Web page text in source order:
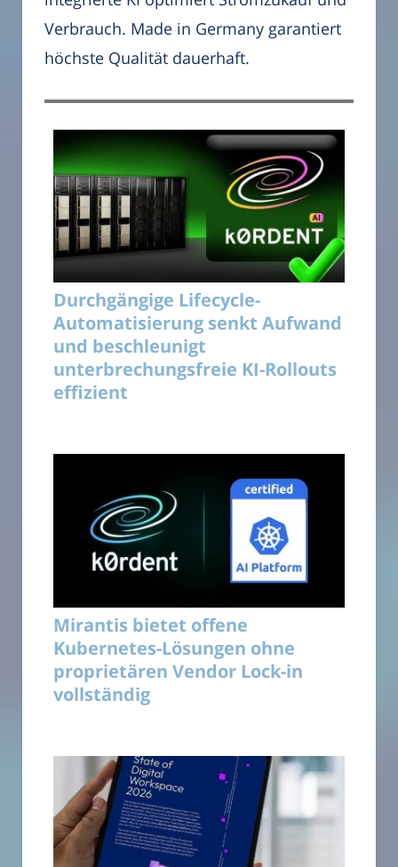
Verbrauch. Made in Germany garantiert
höchste Qualität dauerhaft.
Durchgängige Lifecycle-
Automatisierung senkt Aufwand
und beschleunigt
unterbrechungsfreie KI-Rollouts
effizient
Mirantis bietet offene
Kubernetes-Lösungen ohne
proprietären Vendor Lock-in
vollständig